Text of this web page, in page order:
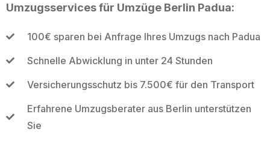
Umzugsservices für Umzüge Berlin Padua:
100€ sparen bei Anfrage Ihres Umzugs nach Padua
Schnelle Abwicklung in unter 24 Stunden
Versicherungsschutz bis 7.500€ für den Transport
Erfahrene Umzugsberater aus Berlin unterstützen
Sie